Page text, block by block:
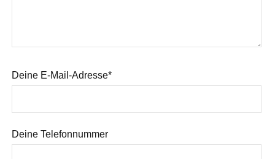
Deine E-Mail-Adresse*
Deine Telefonnummer